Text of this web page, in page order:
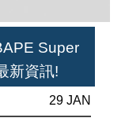
Super
新資訊!
有神秘迷彩
29 JAN